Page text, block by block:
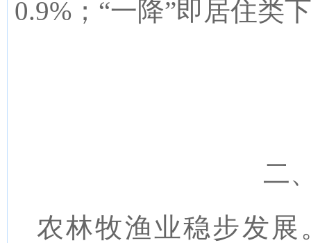
0.9% ；“一降”即居住类
二
农林牧渔业稳步发展